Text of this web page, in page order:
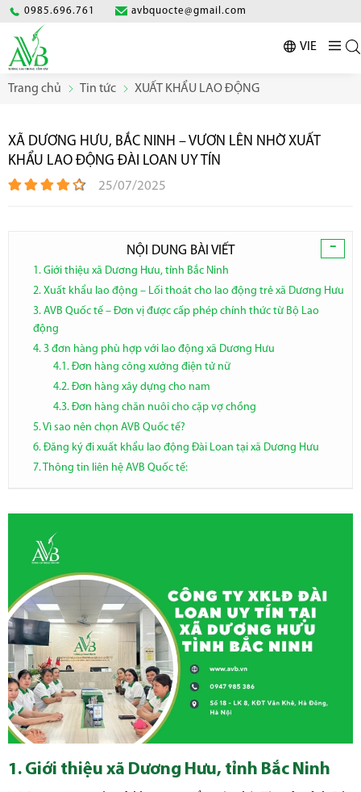
0985.696.761 avbquocte@gmail.com
VIE
Trang chủ Tin tức XUẤT KHẨU LAO ĐỘNG
XÃ DƯƠNG HƯU, BẮC NINH – VƯƠN LÊN NHỜ XUẤT
KHẨU LAO ĐỘNG ĐÀI LOAN UY TÍN
25/07/2025
-
NỘI DUNG BÀI VIẾT
1. Giới thiệu xã Dương Hưu, tỉnh Bắc Ninh
2. Xuất khẩu lao động – Lối thoát cho lao động trẻ xã Dương Hưu
3. AVB Quốc tế – Đơn vị được cấp phép chính thức từ Bộ Lao
động
4. 3 đơn hàng phù hợp với lao động xã Dương Hưu
4.1. Đơn hàng công xưởng điện tử nữ
4.2. Đơn hàng xây dựng cho nam
4.3. Đơn hàng chăn nuôi cho cặp vợ chồng
5. Vì sao nên chọn AVB Quốc tế?
6. Đăng ký đi xuất khẩu lao động Đài Loan tại xã Dương Hưu
7. Thông tin liên hệ AVB Quốc tế:
1. Giới thiệu xã Dương Hưu, tỉnh Bắc Ninh